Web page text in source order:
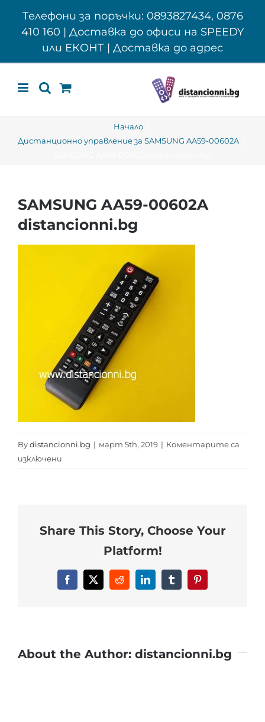
Телефони за поръчки: 0893827434, 0876
410 160 | Доставка до офиси на SPEEDY
или ЕКОНТ | Доставка до адрес
Начало
Дистанционно управление за SAMSUNG AA59-00602A
SAMSUNG AA59-00602A
distancionni.bg
Bydistancionni.bg | март 5th, 2019 | Коментарите са
изключени
Share This Story, Choose Your
Platform!
Facebook
X RedditLinkedInTumblrPinterest
About the Author: distancionni.bg